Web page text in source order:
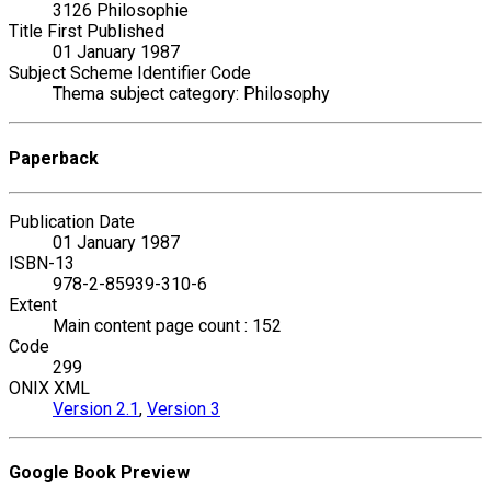
3126 Philosophie
Title First Published
01 January 1987
Subject Scheme Identifier Code
Thema subject category: Philosophy
Paperback
Publication Date
01 January 1987
ISBN-13
978-2-85939-310-6
Extent
Main content page count : 152
Code
299
ONIX XML
Version 2.1, Version 3
Google Book Preview